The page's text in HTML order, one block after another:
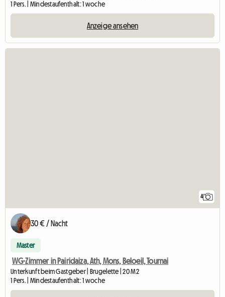
1 Pers. | Mindestaufenthalt: 1 woche
Anzeige ansehen
4
30 € / Nacht
Master
WG-Zimmer in Pairidaiza, Ath, Mons, Beloeil, Tournai
Unterkunft beim Gastgeber | Brugelette | 20 M2
1 Pers. | Mindestaufenthalt: 1 woche